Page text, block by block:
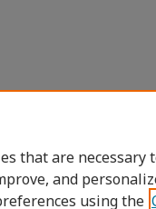
that are
and
using the